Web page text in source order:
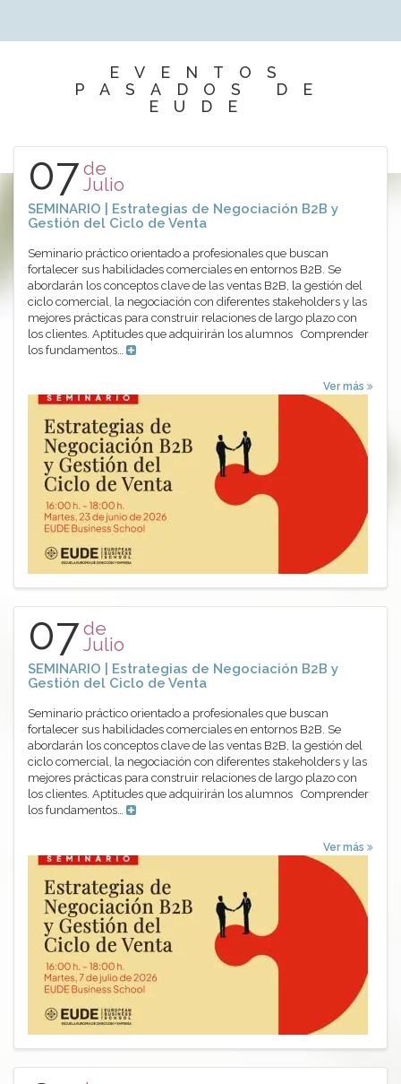
EVENTOS
PASADOS DE
EUDE
07de
Julio
SEMINARIO | Estrategias de Negociación B2B y
Gestión del Ciclo de Venta
Seminario práctico orientado a profesionales que buscan
fortalecer sus habilidades comerciales en entornos B2B. Se
abordarán los conceptos clave de las ventas B2B, la gestión del
ciclo comercial, la negociación con diferentes stakeholders y las
mejores prácticas para construir relaciones de largo plazo con
los clientes. Aptitudes que adquirirán los alumnos Comprender
los fundamentos…
Ver más
07de
Julio
SEMINARIO | Estrategias de Negociación B2B y
Gestión del Ciclo de Venta
Seminario práctico orientado a profesionales que buscan
fortalecer sus habilidades comerciales en entornos B2B. Se
abordarán los conceptos clave de las ventas B2B, la gestión del
ciclo comercial, la negociación con diferentes stakeholders y las
mejores prácticas para construir relaciones de largo plazo con
los clientes. Aptitudes que adquirirán los alumnos Comprender
los fundamentos…
Ver más